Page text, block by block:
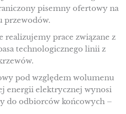
pisemny ofertowy na
przewodów.
realizujemy prace związane z
technologicznego linii z
pod względem wolumenu
energii elektrycznej wynosi
do odbiorców końcowych –